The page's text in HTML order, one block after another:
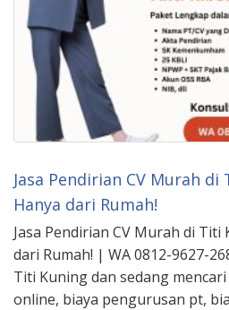
Jasa Pendirian CV Murah
Hanya dari Rumah!
Jasa Pendirian CV Murah di Titi
dari Rumah! | WA 0812-9627-
Titi Kuning dan sedang
online, biaya pengurusan pt,